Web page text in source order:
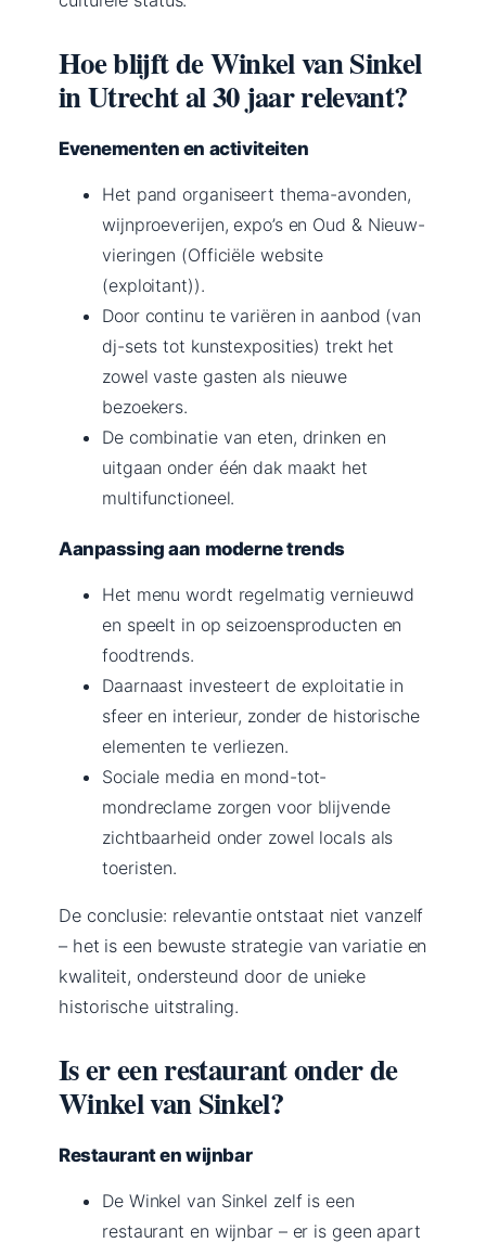
Hoe blijft de Winkel van Sinkel
in Utrecht al 30 jaar relevant?
Evenementen en activiteiten
Het pand organiseert thema-avonden,
wijnproeverijen, expo’s en Oud & Nieuw-
vieringen (Officiële website
(exploitant)).
Door continu te variëren in aanbod (van
dj-sets tot kunstexposities) trekt het
zowel vaste gasten als nieuwe
bezoekers.
De combinatie van eten, drinken en
uitgaan onder één dak maakt het
multifunctioneel.
Aanpassing aan moderne trends
Het menu wordt regelmatig vernieuwd
en speelt in op seizoensproducten en
foodtrends.
Daarnaast investeert de exploitatie in
sfeer en interieur, zonder de historische
elementen te verliezen.
Sociale media en mond-tot-
mondreclame zorgen voor blijvende
zichtbaarheid onder zowel locals als
toeristen.
De conclusie: relevantie ontstaat niet vanzelf
– het is een bewuste strategie van variatie en
kwaliteit, ondersteund door de unieke
historische uitstraling.
Is er een restaurant onder de
Winkel van Sinkel?
Restaurant en wijnbar
De Winkel van Sinkel zelf is een
restaurant en wijnbar – er is geen apart